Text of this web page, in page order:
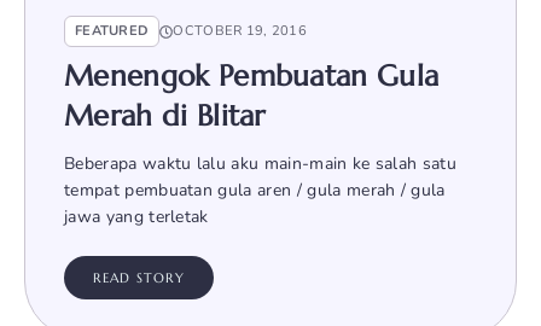
FEATURED OCTOBER 19, 2016
Menengok Pembuatan Gula
Merah di Blitar
Beberapa waktu lalu aku main-main ke salah satu
tempat pembuatan gula aren / gula merah / gula
jawa yang terletak
READ STORY